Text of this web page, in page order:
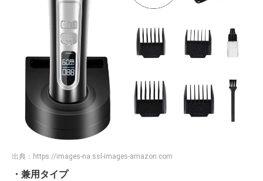
出典： https://images-na.ssl-images-amazon.com
・兼用タイプ